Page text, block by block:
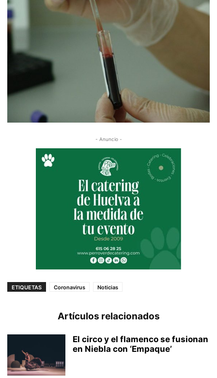
- Anuncio -
ETIQUETAS Coronavirus Noticias
Artículos relacionados
El circo y el flamenco se fusionan
en Niebla con ‘Empaque’